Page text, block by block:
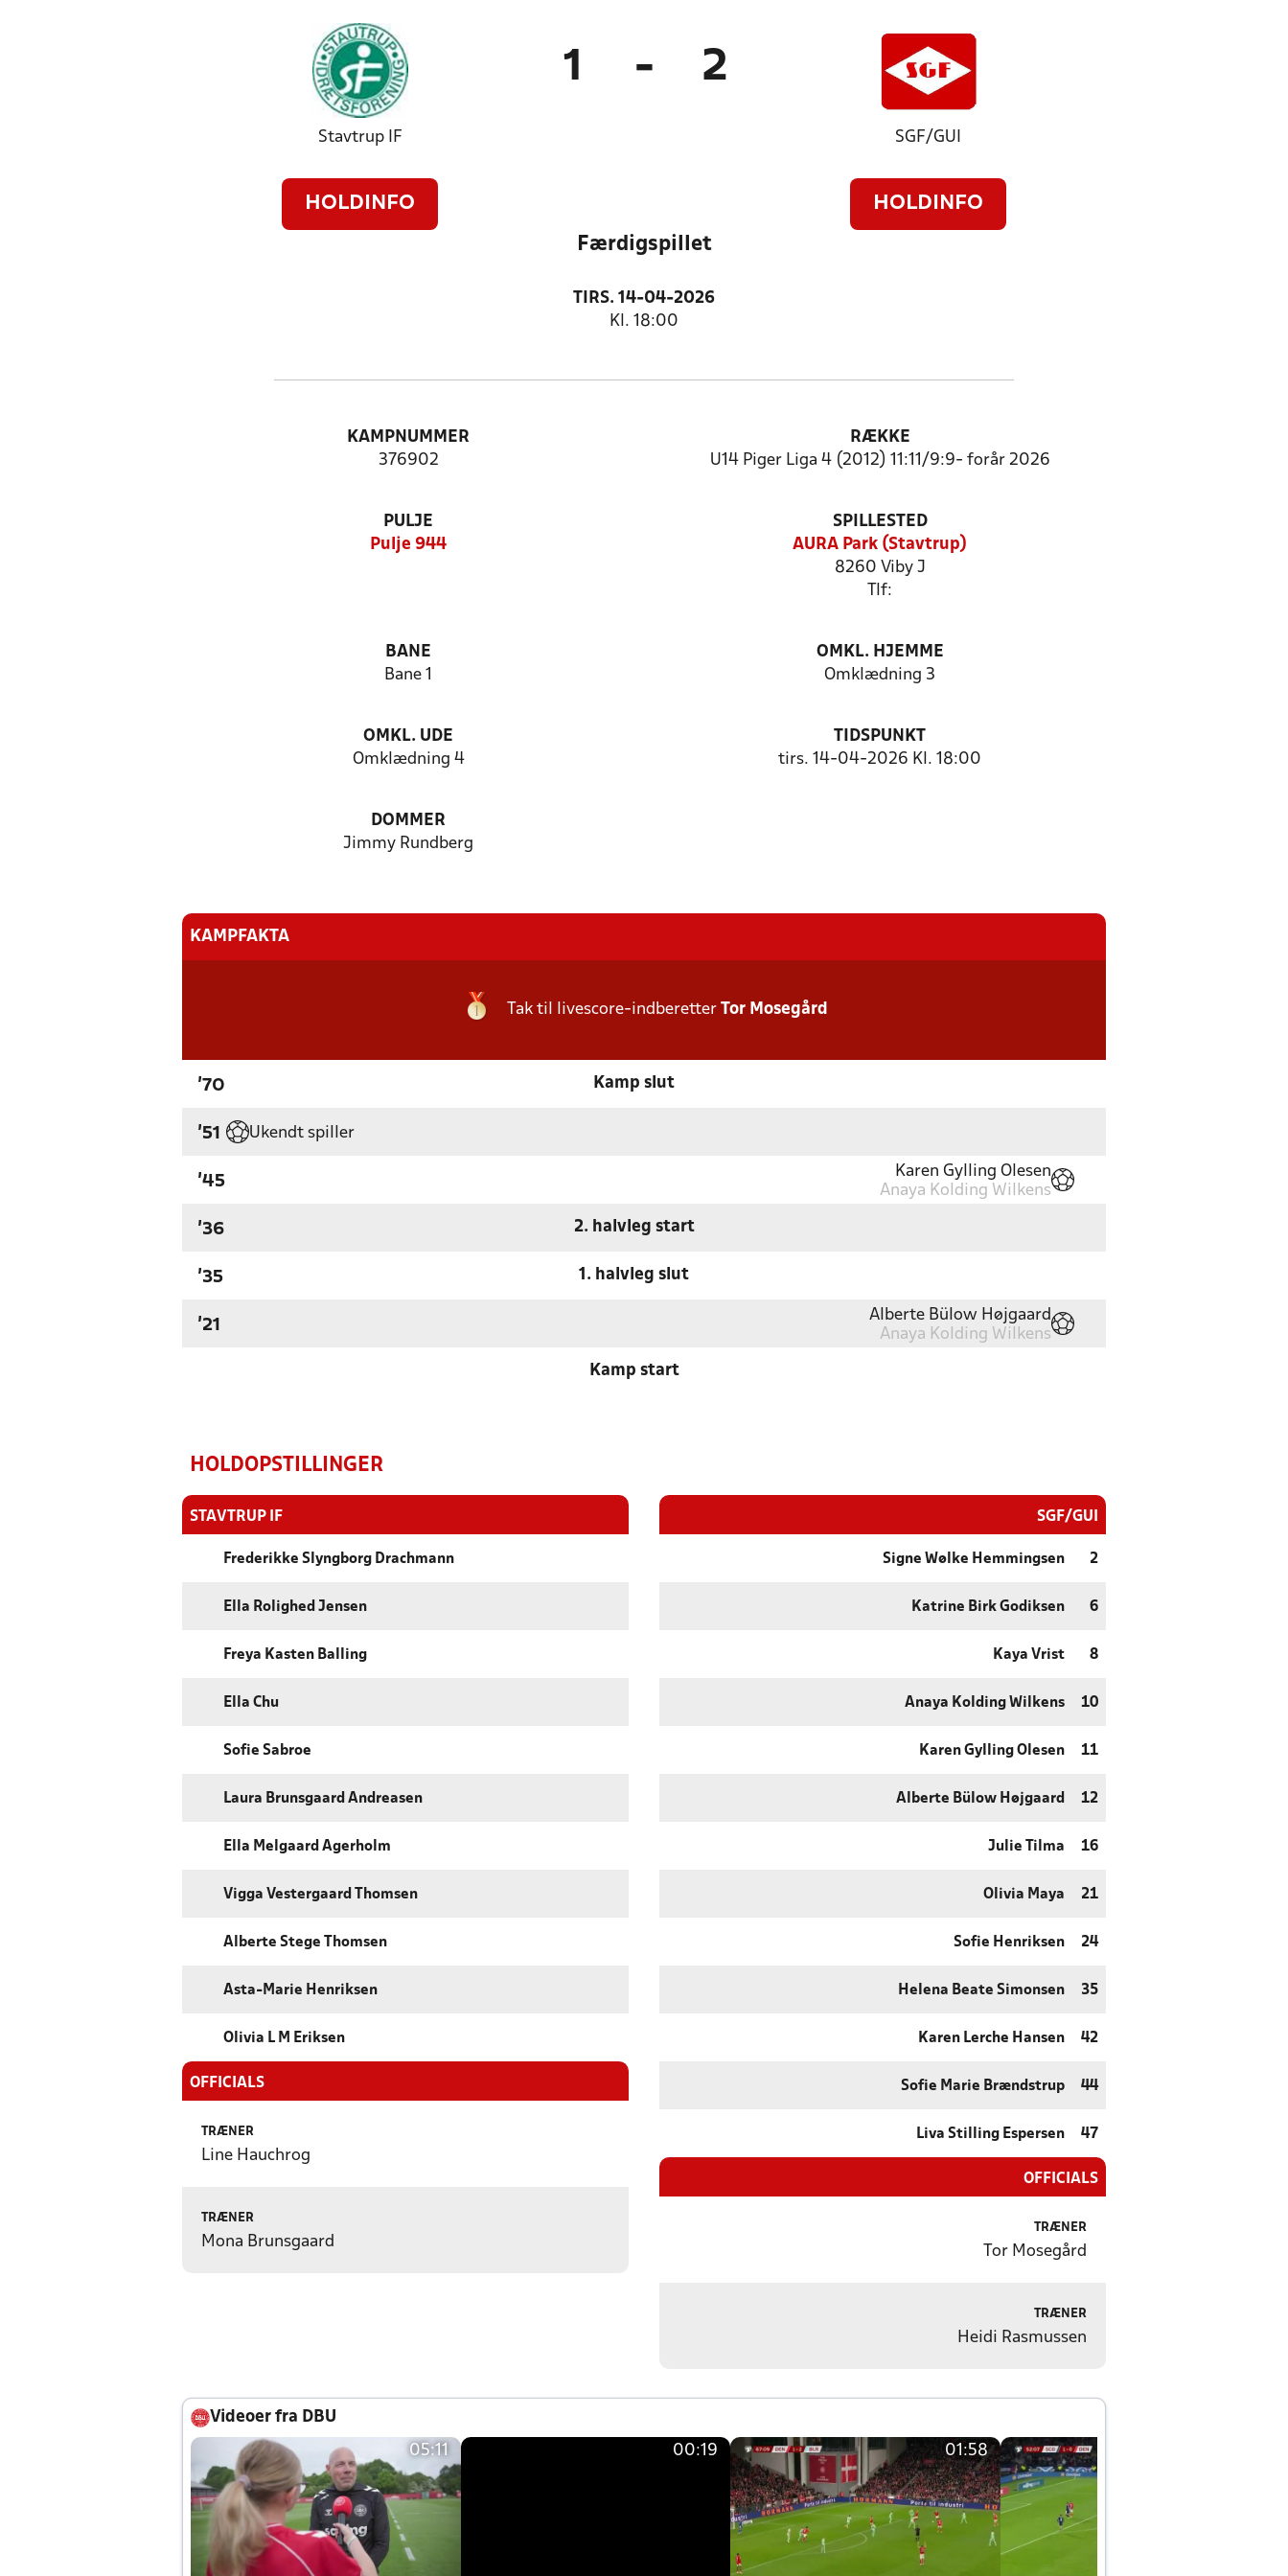
Stavtrup IF
HOLDINFO
1 - 2
SGF/GUI
HOLDINFO
Færdigspillet
TIRS. 14-04-2026
Kl. 18:00
KAMPNUMMER
376902
RÆKKE
U14 Piger Liga 4 (2012) 11:11/9:9- forår 2026
PULJE
Pulje 944
SPILLESTED
AURA Park (Stavtrup)
8260 Viby J
Tlf:
BANE
Bane 1
OMKL. HJEMME
Omklædning 3
OMKL. UDE
Omklædning 4
TIDSPUNKT
tirs. 14-04-2026 Kl. 18:00
DOMMER
Jimmy Rundberg
KAMPFAKTA
Tak til livescore-indberetter Tor Mosegård
'70 Kamp slut
'51 Ukendt spiller
'45
Karen Gylling Olesen
Anaya Kolding Wilkens
'36 2. halvleg start
'35 1. halvleg slut
'21
Alberte Bülow Højgaard
Anaya Kolding Wilkens
Kamp start
HOLDOPSTILLINGER
STAVTRUP IF
Frederikke Slyngborg Drachmann
Ella Rolighed Jensen
Freya Kasten Balling
Ella Chu
Sofie Sabroe
Laura Brunsgaard Andreasen
Ella Melgaard Agerholm
Vigga Vestergaard Thomsen
Alberte Stege Thomsen
Asta-Marie Henriksen
Olivia L M Eriksen
OFFICIALS
TRÆNER
Line Hauchrog
TRÆNER
Mona Brunsgaard
SGF/GUI
Signe Wølke Hemmingsen 2
Katrine Birk Godiksen 6
Kaya Vrist 8
Anaya Kolding Wilkens 10
Karen Gylling Olesen 11
Alberte Bülow Højgaard 12
Julie Tilma 16
Olivia Maya 21
Sofie Henriksen 24
Helena Beate Simonsen 35
Karen Lerche Hansen 42
Sofie Marie Brændstrup 44
Liva Stilling Espersen 47
OFFICIALS
TRÆNER
Tor Mosegård
TRÆNER
Heidi Rasmussen
Videoer fra DBU
05:11 00:19 01:58